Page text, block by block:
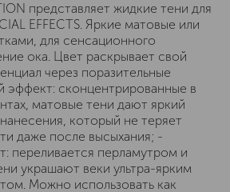
представляет жидкие тени для
EFFECTS. Яркие матовые или
для сенсационного
ока. Цвет раскрывает свой
через поразительные
сконцентрированные в
матовые тени дают яркий
который не теряет
даже после высыхания; -
переливается перламутром и
украшают веки ультра-ярким
Можно использовать как